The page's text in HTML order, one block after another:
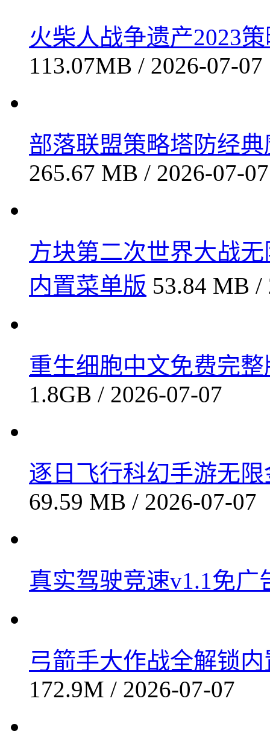
火柴人战争遗产2023
113.07MB / 2026-07-07
部落联盟策略塔防经
265.67 MB / 2026-07-07
方块第二次世界大战
内置菜单版 53.84 MB /
重生细胞中文免费完
1.8GB / 2026-07-07
逐日飞行科幻手游无
69.59 MB / 2026-07-07
真实驾驶竞速v1.1免广
弓箭手大作战全解锁
172.9M / 2026-07-07